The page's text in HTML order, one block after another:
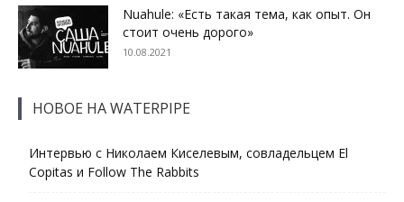
Nuahule: «Есть такая тема, как опыт. Он
стоит очень дорого»
10.08.2021
НОВОЕ НА WATERPIPE
Интервью с Николаем Киселевым, совладельцем El
Copitas и Follow The Rabbits